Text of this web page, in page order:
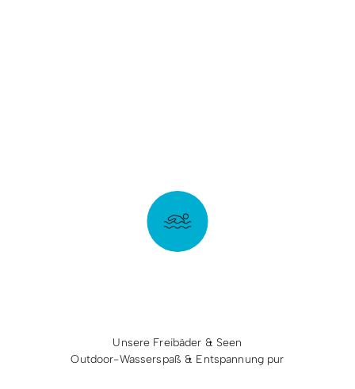
Unsere Freibäder & Seen
Outdoor-Wasserspaß & Entspannung pur